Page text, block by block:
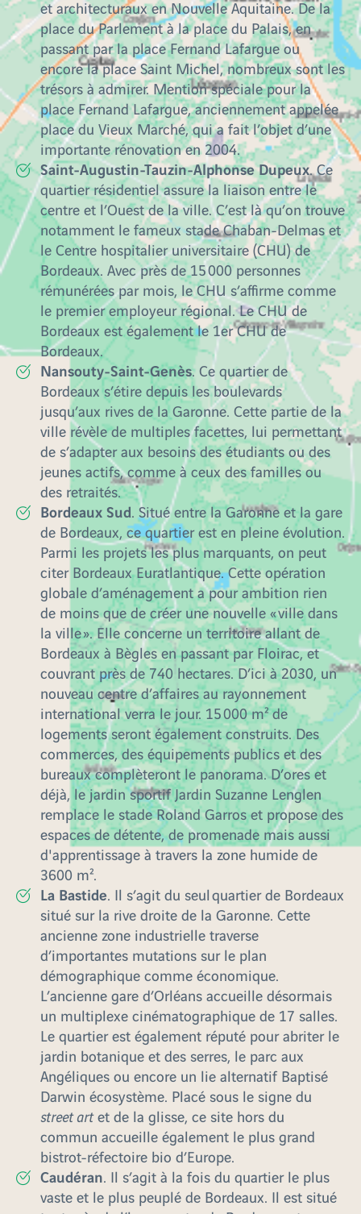
et architecturaux en Nouvelle Aquitaine. De la
place du Parlement à la place du Palais, en
passant par la place Fernand Lafargue ou
encore la place Saint Michel, nombreux sont les
trésors à admirer. Mention spéciale pour la
place Fernand Lafargue, anciennement appelée
place du Vieux Marché, qui a fait l’objet d’une
importante rénovation en 2004.
Saint-Augustin-Tauzin-Alphonse Dupeux. Ce
quartier résidentiel assure la liaison entre le
centre et l’Ouest de la ville. C’est là qu’on trouve
notamment le fameux stade Chaban-Delmas et
le Centre hospitalier universitaire (CHU) de
Bordeaux. Avec près de 15 000 personnes
rémunérées par mois, le CHU s’affirme comme
le premier employeur régional. Le CHU de
Bordeaux est également le 1er CHU de
Bordeaux.
Nansouty-Saint-Genès. Ce quartier de
Bordeaux s’étire depuis les boulevards
jusqu’aux rives de la Garonne. Cette partie de la
ville révèle de multiples facettes, lui permettant
de s’adapter aux besoins des étudiants ou des
jeunes actifs, comme à ceux des familles ou
des retraités.
Bordeaux Sud. Situé entre la Garonne et la gare
de Bordeaux, ce quartier est en pleine évolution.
Parmi les projets les plus marquants, on peut
citer Bordeaux Euratlantique. Cette opération
globale d’aménagement a pour ambition rien
de moins que de créer une nouvelle « ville dans
la ville ». Elle concerne un territoire allant de
Bordeaux à Bègles en passant par Floirac, et
couvrant près de 740 hectares. D’ici à 2030, un
nouveau centre d’affaires au rayonnement
international verra le jour. 15 000 m² de
logements seront également construits. Des
commerces, des équipements publics et des
bureaux complèteront le panorama. D’ores et
déjà, le jardin sportif Jardin Suzanne Lenglen
remplace le stade Roland Garros et propose des
espaces de détente, de promenade mais aussi
d'apprentissage à travers la zone humide de
3600 m².
La Bastide. Il s’agit du seul quartier de Bordeaux
situé sur la rive droite de la Garonne. Cette
ancienne zone industrielle traverse
d’importantes mutations sur le plan
démographique comme économique.
L’ancienne gare d’Orléans accueille désormais
un multiplexe cinématographique de 17 salles.
Le quartier est également réputé pour abriter le
jardin botanique et des serres, le parc aux
Angéliques ou encore un lie alternatif Baptisé
Darwin écosystème. Placé sous le signe du
street artet de la glisse, ce site hors du
commun accueille également le plus grand
bistrot-réfectoire bio d’Europe.
Caudéran. Il s’agit à la fois du quartier le plus
vaste et le plus peuplé de Bordeaux. Il est situé